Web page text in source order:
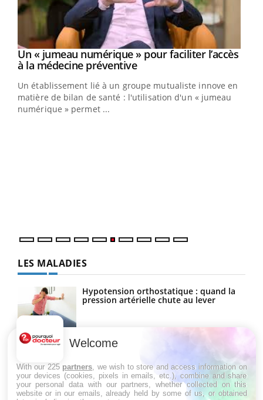
Youtube
Un « jumeau numérique » pour faciliter l’accès
à la médecine préventiveYoutube
Un établissement lié à un groupe mutualiste innove en
matière de bilan de santé : l'utilisation d'un « jumeau
numérique » permet ...
LES MALADIES
Hypotension orthostatique : quand la
pression artérielle chute au lever
Drépanocytose : une déformation des
globules rouges aux conséquences
Maladie de Charcot (Sclérose latérale
Welcome
With our 225 partners , we wish to store and access information on
your devices (cookies, pixels in emails, etc.), combine and share
your personal data with our partners, whether collected on this
website or in our emails, already held by some of us, or obtained